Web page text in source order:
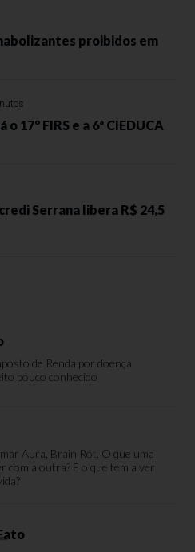
proibidos em
17º FIRS e a 6ª CIEDUCA
Serrana libera R$ 24,5
de Renda por doença
pouco conhecido
Aura, Brain Rot. O que uma
com a outra? E o que tem a ver